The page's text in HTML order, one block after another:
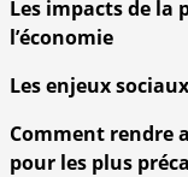
Les impacts de la
l’économie
Les enjeux
Comment rendre
pour les plus